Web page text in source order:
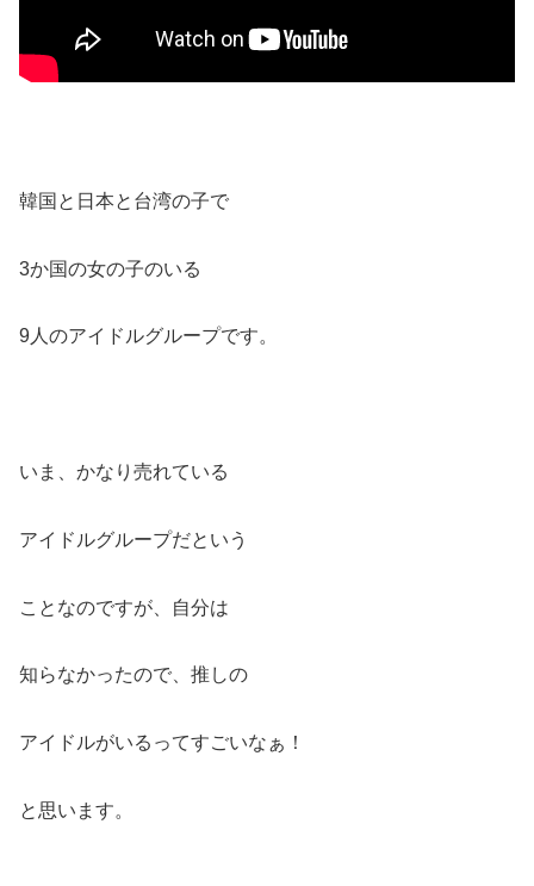
韓国と日本と台湾の子で
3か国の女の子のいる
9人のアイドルグループです。
いま、かなり売れている
アイドルグループだという
ことなのですが、自分は
知らなかったので、推しの
アイドルがいるってすごいなぁ！
と思います。